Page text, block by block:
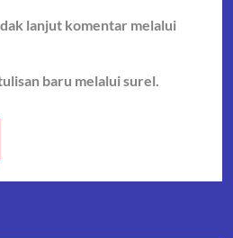
lanjut komentar melalui
baru melalui surel.